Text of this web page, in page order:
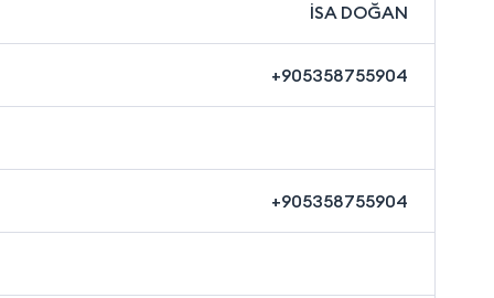
İSA DOĞAN
+905358755904
+905358755904